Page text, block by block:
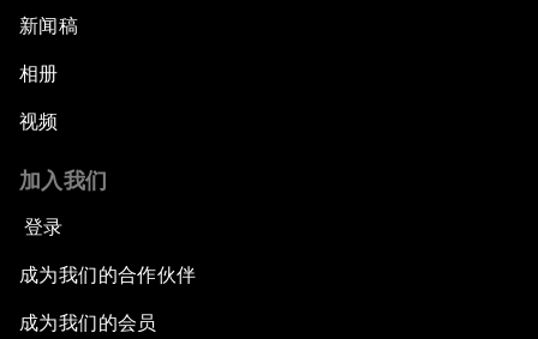
新闻稿
相册
视频
加入我们
登录
成为我们的合作伙伴
成为我们的会员